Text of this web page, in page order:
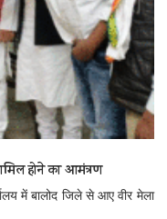
होने का आमंत्रण
में बालोद जिले से आए वीर मेला